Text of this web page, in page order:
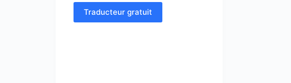
Traducteur gratuit